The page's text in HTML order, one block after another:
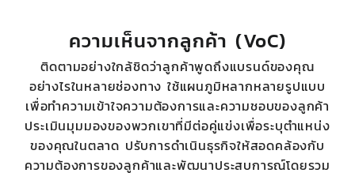
ความเห็นจากลูกค้า (VoC)
ติดตามอย่างใกล้ชิดว่าลูกค้าพูดถึงแบรนด์ของคุณ
อย่างไรในหลายช่องทาง ใช้แผนภูมิหลากหลายรูปแบบ
เพื่อทำความเข้าใจความต้องการและความชอบของลูกค้า
ประเมินมุมมองของพวกเขาที่มีต่อคู่แข่งเพื่อระบุตำแหน่ง
ของคุณในตลาด ปรับการดำเนินธุรกิจให้สอดคล้องกับ
ความต้องการของลูกค้าและพัฒนาประสบการณ์โดยรวม